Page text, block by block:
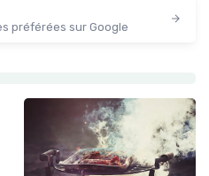
préférées sur Google